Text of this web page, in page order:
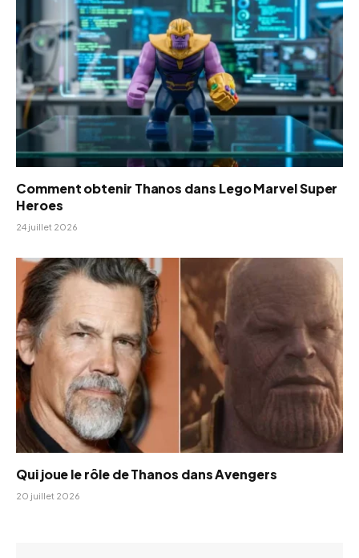
Comment obtenir Thanos dans Lego Marvel Super
Heroes
24 juillet 2026
Qui joue le rôle de Thanos dans Avengers
20 juillet 2026